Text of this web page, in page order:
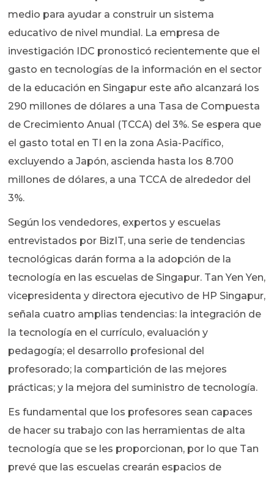
medio para ayudar a construir un sistema
educativo de nivel mundial. La empresa de
investigación IDC pronosticó recientemente que el
gasto en tecnologías de la información en el sector
de la educación en Singapur este año alcanzará los
290 millones de dólares a una Tasa de Compuesta
de Crecimiento Anual (TCCA) del 3%. Se espera que
el gasto total en TI en la zona Asia-Pacífico,
excluyendo a Japón, ascienda hasta los 8.700
millones de dólares, a una TCCA de alrededor del
3%.
Según los vendedores, expertos y escuelas
entrevistados por BizIT, una serie de tendencias
tecnológicas darán forma a la adopción de la
tecnología en las escuelas de Singapur. Tan Yen Yen,
vicepresidenta y directora ejecutivo de HP Singapur,
señala cuatro amplias tendencias: la integración de
la tecnología en el currículo, evaluación y
pedagogía; el desarrollo profesional del
profesorado; la compartición de las mejores
prácticas; y la mejora del suministro de tecnología.
Es fundamental que los profesores sean capaces
de hacer su trabajo con las herramientas de alta
tecnología que se les proporcionan, por lo que Tan
prevé que las escuelas crearán espacios de